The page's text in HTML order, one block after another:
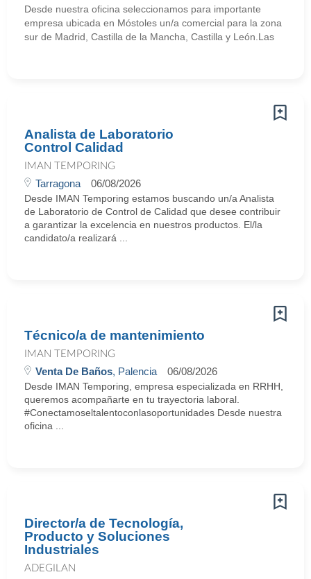
Desde nuestra oficina seleccionamos para importante
empresa ubicada en Móstoles un/a comercial para la zona
sur de Madrid, Castilla de la Mancha, Castilla y León.Las
Analista de Laboratorio
Control Calidad
IMAN TEMPORING
Tarragona 06/08/2026
Desde IMAN Temporing estamos buscando un/a Analista
de Laboratorio de Control de Calidad que desee contribuir
a garantizar la excelencia en nuestros productos. El/la
candidato/a realizará ...
Técnico/a de mantenimiento
IMAN TEMPORING
Venta De Baños, Palencia 06/08/2026
Desde IMAN Temporing, empresa especializada en RRHH,
queremos acompañarte en tu trayectoria laboral.
#Conectamoseltalentoconlasoportunidades Desde nuestra
oficina ...
Director/a de Tecnología,
Producto y Soluciones
Industriales
ADEGILAN